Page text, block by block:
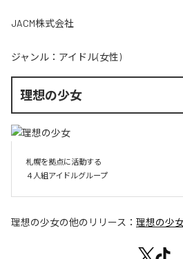
JACM株式会社
ジャンル： アイドル(女性)
理想の少女
札幌を拠点に活動する
４人組アイドルグループ
理想の少女の他のリリース： 理想の少